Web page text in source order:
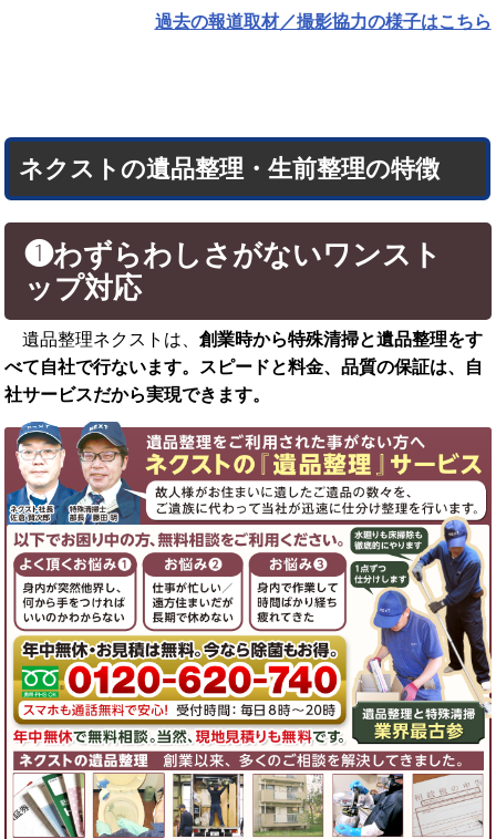
過去の報道取材／撮影協力の様子はこちら
ネクストの遺品整理・生前整理の特徴
❶わずらわしさがないワンスト
ップ対応
遺品整理ネクストは、創業時から特殊清掃と遺品整理をす
べて自社で行ないます。スピードと料金、品質の保証は、自
社サービスだから実現できます。